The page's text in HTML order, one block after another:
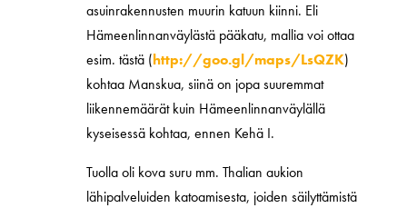
asuinrakennusten muurin katuun kiinni. Eli
Hämeenlinnanväylästä pääkatu, mallia voi ottaa
esim. tästä (http://goo.gl/maps/LsQZK)
kohtaa Manskua, siinä on jopa suuremmat
liikennemäärät kuin Hämeenlinnanväylällä
kyseisessä kohtaa, ennen Kehä I.
Tuolla oli kova suru mm. Thalian aukion
lähipalveluiden katoamisesta, joiden säilyttämistä